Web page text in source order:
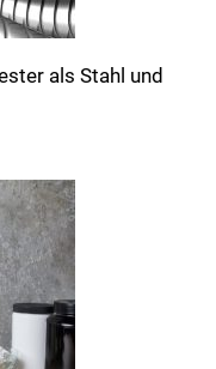
als Stahl und